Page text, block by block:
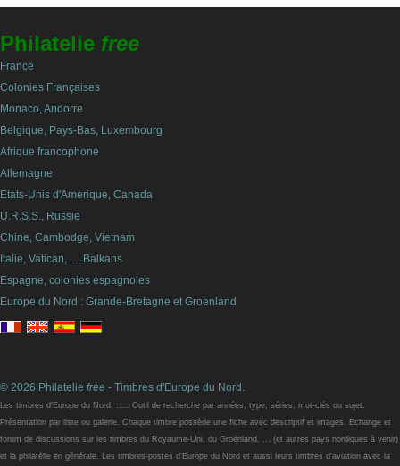
Philatelie free
France
Colonies Françaises
Monaco, Andorre
Belgique, Pays-Bas, Luxembourg
Afrique francophone
Allemagne
Etats-Unis d'Amerique, Canada
U.R.S.S., Russie
Chine, Cambodge, Vietnam
Italie, Vatican, ..., Balkans
Espagne, colonies espagnoles
Europe du Nord : Grande-Bretagne et Groenland
© 2026 Philatelie free - Timbres d'Europe du Nord.
Les timbres d'Europe du Nord, ..... Outil de recherche par années, type, séries, mot-clés ou sujet.
Présentation par liste ou galerie. Chaque timbre possède une fiche avec descriptif et images. Echange et
forum de discussions sur les timbres du Royaume-Uni, du Groënland, ... (et autres pays nordiques à venir)
et la philatélie en générale. Les timbres-postes d'Europe du Nord et aussi leurs timbres d'aviation avec la